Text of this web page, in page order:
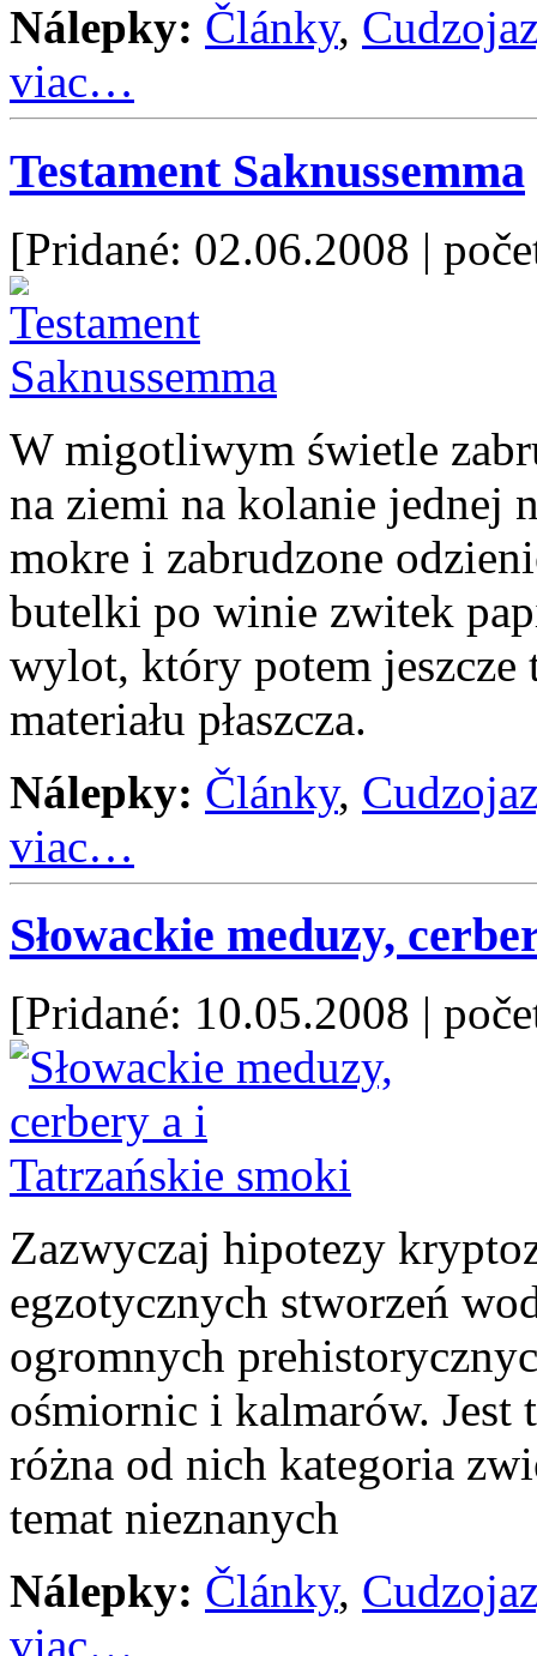
Nálepky: Články,
viac…
Testament Saknussemma
[Pridané: 02.06.2008 |
W migotliwym świetle
na ziemi na kolanie jednej
mokre i zabrudzone
butelki po winie zwitek
wylot, który potem
materiału płaszcza.
Nálepky: Články,
viac…
Słowackie meduzy,
[Pridané: 10.05.2008 |
Zazwyczaj hipotezy
egzotycznych stworzeń
ogromnych
ośmiornic i kalmarów. Jest
różna od nich kategoria
temat nieznanych
Nálepky: Články,
viac…